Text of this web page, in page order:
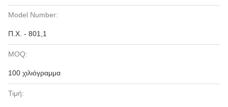
Model Number:
Π.Χ. - 801,1
MOQ:
100 χιλιόγραμμα
Τιμή: